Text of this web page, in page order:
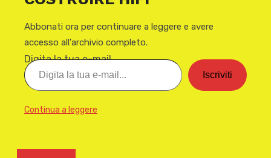
Abbonati ora per continuare a leggere e avere
accesso all'archivio completo.
Digita la tua e-mail...
Iscriviti
Continua a leggere